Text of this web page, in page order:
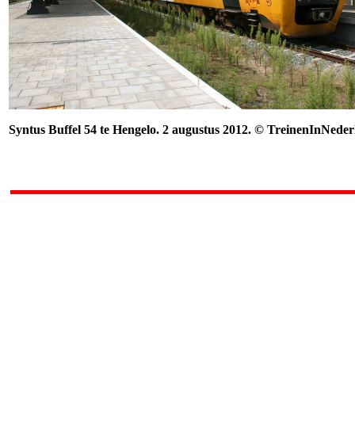
Syntus Buffel 54 te Hengelo. 2 augustus 2012. ©